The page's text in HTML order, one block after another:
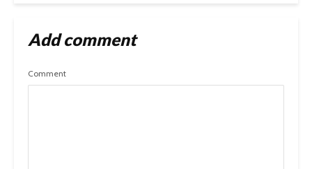
Add comment
Comment